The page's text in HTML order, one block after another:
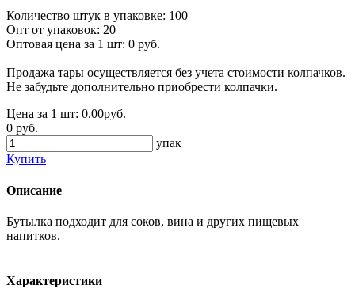
Количество штук в упаковке: 100
Опт от упаковок: 20
Оптовая цена за 1 шт: 0 руб.
Продажа тары осуществляется без учета стоимости колпачков.
Не забудьте дополнительно приобрести колпачки.
Цена за 1 шт: 0.00руб.
0 руб.
упак
Купить
Описание
Бутылка подходит для соков, вина и других пищевых
напитков.
Характеристики